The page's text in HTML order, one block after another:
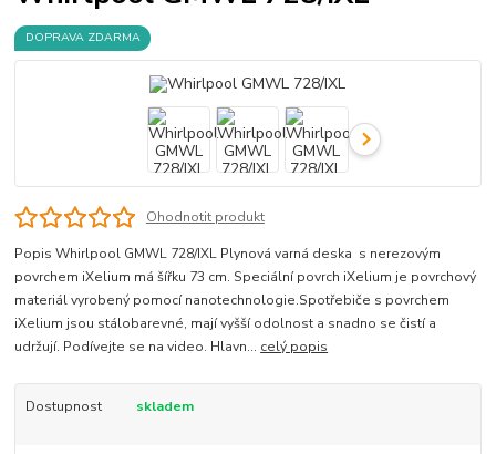
DOPRAVA ZDARMA
Ohodnotit produkt
Popis Whirlpool GMWL 728/IXL Plynová varná deska s nerezovým
povrchem iXelium má šířku 73 cm. Speciální povrch iXelium je povrchový
materiál vyrobený pomocí nanotechnologie.Spotřebiče s povrchem
iXelium jsou stálobarevné, mají vyšší odolnost a snadno se čistí a
udržují. Podívejte se na video. Hlavn... celý popis
Dostupnost skladem